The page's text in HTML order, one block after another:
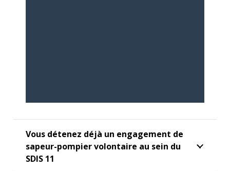
Vous détenez déjà un engagement de
sapeur-pompier volontaire au sein du
SDIS 11